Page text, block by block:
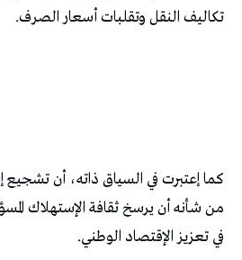
تكاليف النقل وتقلبات أسعار الصرف.
كما إعتبرت في السياق ذاته، أن تشجيع
من شأنه أن يرسخ ثقافة الإستهلاك
في تعزيز الإقتصاد الوطني.